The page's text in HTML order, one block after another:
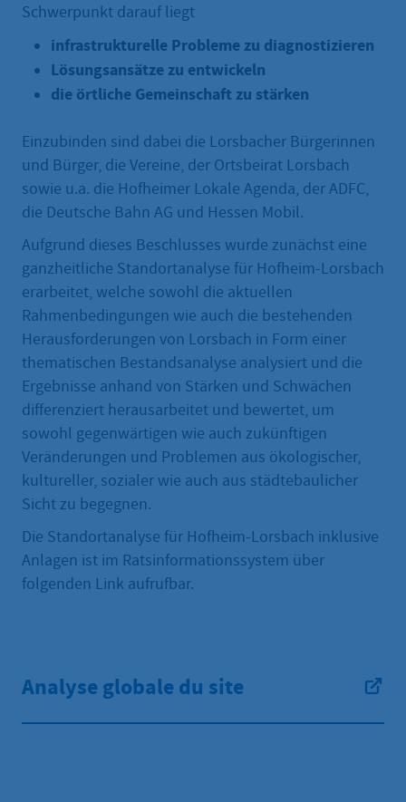
Schwerpunkt darauf liegt
infrastrukturelle Probleme zu diagnostizieren
Lösungsansätze zu entwickeln
die örtliche Gemeinschaft zu stärken
Einzubinden sind dabei die Lorsbacher Bürgerinnen
und Bürger, die Vereine, der Ortsbeirat Lorsbach
sowie u.a. die Hofheimer Lokale Agenda, der ADFC,
die Deutsche Bahn AG und Hessen Mobil.
Aufgrund dieses Beschlusses wurde zunächst eine
ganzheitliche Standortanalyse für Hofheim-Lorsbach
erarbeitet, welche sowohl die aktuellen
Rahmenbedingungen wie auch die bestehenden
Herausforderungen von Lorsbach in Form einer
thematischen Bestandsanalyse analysiert und die
Ergebnisse anhand von Stärken und Schwächen
differenziert herausarbeitet und bewertet, um
sowohl gegenwärtigen wie auch zukünftigen
Veränderungen und Problemen aus ökologischer,
kultureller, sozialer wie auch aus städtebaulicher
Sicht zu begegnen.
Die Standortanalyse für Hofheim-Lorsbach inklusive
Anlagen ist im Ratsinformationssystem über
folgenden Link aufrufbar.
Analyse globale du site